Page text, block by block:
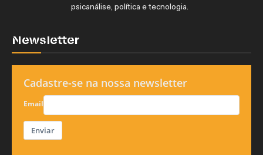
psicanálise, política e tecnologia.
Newsletter
Cadastre-se na nossa newsletter
Email
Enviar